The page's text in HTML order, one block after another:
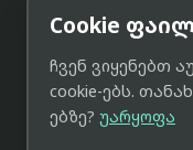
Cookie
ჩვენ ვიყენებთ
cookie-ებს.
ებზე? უარყოფა